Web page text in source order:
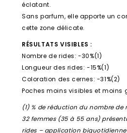
éclatant.
Sans parfum, elle apporte un
cette zone délicate.
RÉSULTATS VISIBLES :
Nombre de rides: -30%(1)
Longueur des rides: -15%(1)
Coloration des cernes: -31%(2)
Poches moins visibles et moins
(1) % de réduction du nombre de
32 femmes (35 à 55 ans)
rides – application